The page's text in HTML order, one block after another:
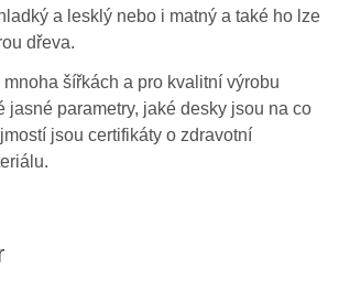
a lesklý nebo i matný a také ho lze
dřeva.
šířkách a pro kvalitní výrobu
jasné parametry, jaké desky jsou na co
jsou certifikáty o zdravotní